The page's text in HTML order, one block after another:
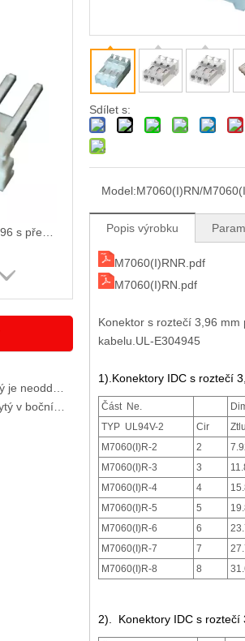
Sdílet s:
Model:M7060(I)RN/
Popis výrobku
M7060(I)RNR.pdf
M7060(I)RN.pdf
Konektor s roztečí 3,96
kabelu.UL-E304945
1).Konektory IDC s roztečí
Část Ne.
TYP UL94V-2
Cir
M7060(I)R-2
2
M7060(I)R-3
3
M7060(I)R-4
4
M7060(I)R-5
5
M7060(I)R-6
6
M7060(I)R-7
7
M7060(I)R-8
8
2). Konektory IDC s roztečí